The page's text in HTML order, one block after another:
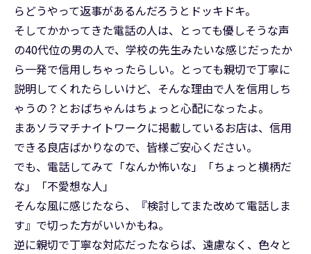
らどうやって返事があるんだろうとドッキドキ。
そしてかかってきた電話の人は、とっても優しそうな声
の40代位の男の人で、学校の先生みたいな感じだったか
ら一発で信用しちゃったらしい。とっても親切で丁寧に
説明してくれたらしいけど、そんな理由で人を信用しち
ゃうの？とおばちゃんはちょっと心配になったよ。
まあソラマチナイトワークに掲載しているお店は、信用
できる良店ばかりなので、皆様ご安心ください。
でも、電話してみて「なんか怖いな」「ちょっと横柄だ
な」「不愛想な人」
そんな風に感じたなら、『検討してまた改めて電話しま
す』で切った方がいいかもね。
逆に親切で丁寧な対応だったならば、遠慮なく、色々と